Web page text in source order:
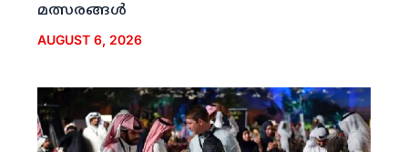
മത്സരങ്ങള്‍
AUGUST 6, 2026